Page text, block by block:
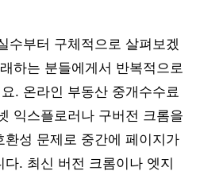
수부터 구체적으로 살펴보겠
하는 분들에게서 반복적으로
. 온라인 부동산 중개수수료
익스플로러나 구버전 크롬을
환성 문제로 중간에 페이지가
. 최신 버전 크롬이나 엣지